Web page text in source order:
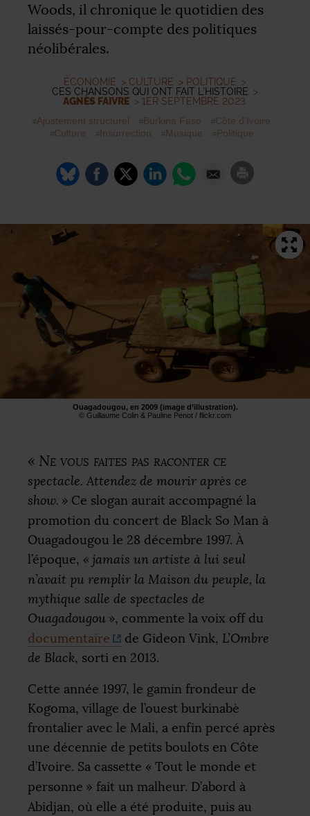
Woods, il chronique le quotidien des
laissés-pour-compte des politiques
néolibérales.
ÉCONOMIE > CULTURE > POLITIQUE >
CES CHANSONS QUI ONT FAIT L’HISTOIRE >
AGNÈS FAIVRE > 1ER SEPTEMBRE 2023
Ajustement structurel Burkina Faso
Côte d’Ivoire
Culture
Insurrection Musique Politique
Ouagadougou, en 2009 (image d’illustration).
© Guillaume Colin & Pauline Penot / flickr.com
« Ne vous faites pas raconter ce
spectacle. Attendez de mourir après ce
show. » Ce slogan aurait accompagné la
promotion du concert de Black So Man à
Ouagadougou le 28 décembre 1997. À
l’époque, « jamais un artiste à lui seul
n’avait pu remplir la Maison du peuple, la
mythique salle de spectacles de
Ouagadougou », commente la voix off du
documentaire
de Gideon Vink, L’Ombre
de Black, sorti en 2013.
Cette année 1997, le gamin frondeur de
Kogoma, village de l’ouest burkinabè
frontalier avec le Mali, a enfin percé après
une décennie de petits boulots en Côte
d’Ivoire. Sa cassette « Tout le monde et
personne » fait un malheur. D’abord à
Abidjan, où elle a été produite, puis au